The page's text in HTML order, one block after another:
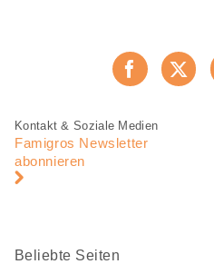
Fusszeile
Fusszeile
Navigation
Kontakt & Soziale Medien
Famigros Newsletter
abonnieren
Beliebte Seiten